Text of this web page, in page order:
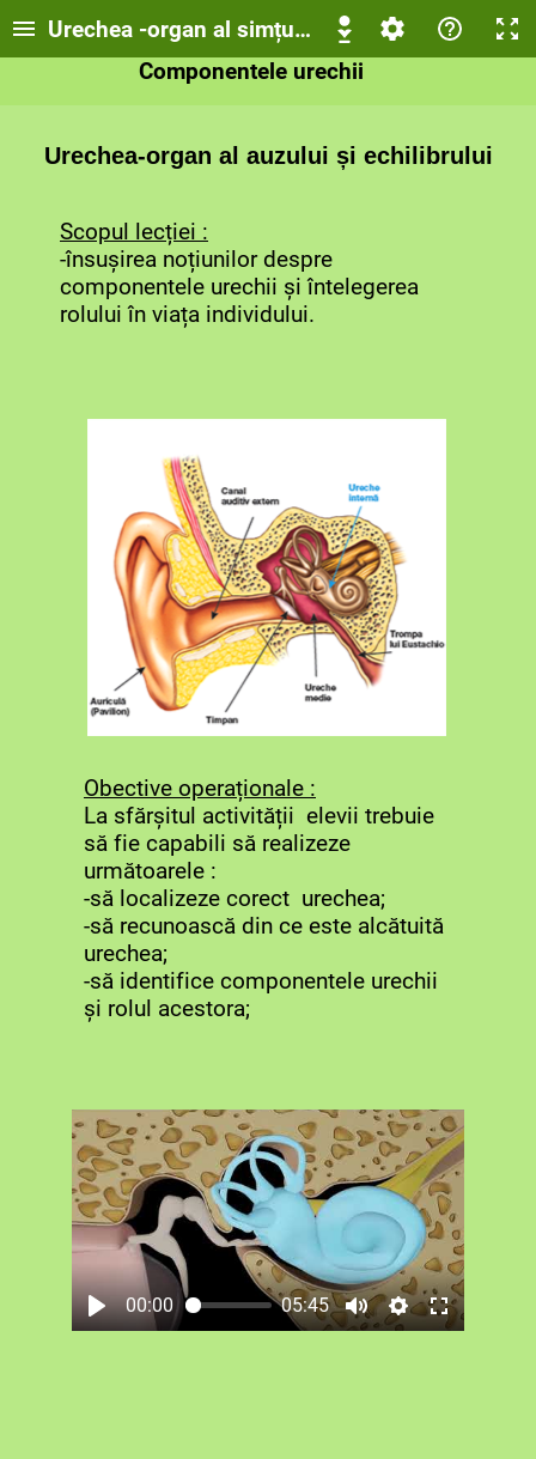
Urechea -organ al simțului și echilibrului
Componentele urechii
Evaluare
Urechea-organ al auzului și echilibrului
Scopul lecției :
-însușirea noțiunilor despre
componentele urechii și întelegerea
rolului în viața individului.
Obective operaționale :
La sfărșitul activității elevii trebuie
să fie capabili să realizeze
următoarele :
-să localizeze corect urechea;
-să recunoască din ce este alcătuită
urechea;
-să identifice componentele urechii
și rolul acestora;
00:00 05:45